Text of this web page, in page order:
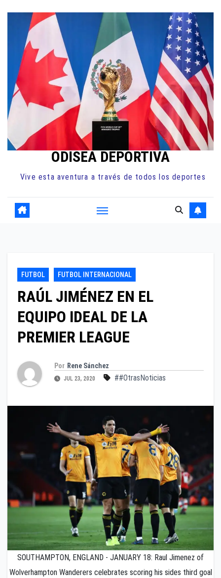
contenido
ODISEA DEPORTIVA
Vive esta aventura a través de todos los deportes
FUTBOL FUTBOL INTERNACIONAL
RAÚL JIMÉNEZ EN EL
EQUIPO IDEAL DE LA
PREMIER LEAGUE
Por Rene Sánchez
JUL 23, 2020 ##OtrasNoticias
SOUTHAMPTON, ENGLAND - JANUARY 18: Raul Jimenez of
Wolverhampton Wanderers celebrates scoring his sides third goal